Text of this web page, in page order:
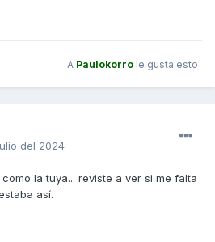
A Paulokorro le gusta esto
del 2024
la tuya... reviste a ver si me falta
así.